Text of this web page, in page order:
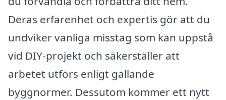
Deras erfarenhet och expertis gör att du
undviker vanliga misstag som kan uppstå
vid DIY-projekt och säkerställer att
arbetet utförs enligt gällande
byggnormer. Dessutom kommer ett nytt